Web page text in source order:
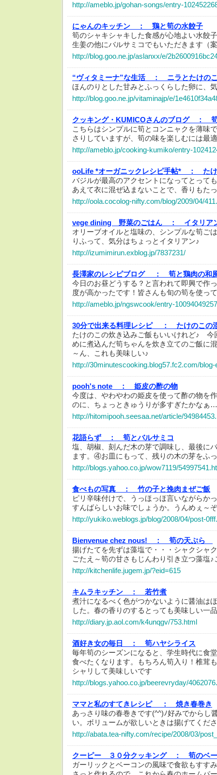
http://ameblo.jp/gohan-songs/entry-
にゃんのキッチン ：
鶏と筍の水餃子
筍のシャキシャキした食感が心地よい水餃
生姜の他にバルサミコでもいただきます（
http://blog.goo.ne.jp/aslanxx/e/
“ヴィタミーナ”な生活 ：
ニラとたけの
ほんのりとした甘みとふっくらした卵に、
http://blog.goo.ne.jp/vitaminajp/e/
クッキング・KUMICOさんのブログ ：
こちらはシンプルに筍とコンニャクを薄味
さりしていますが、筍の味を楽しむには最
http://ameblo.jp/cooking-kumiko/entry-
ooLife *オーガニックレシピ手帖* ：
た
バジルが最高のアクセントになってとって
あえて衣に混ぜ込まないことで、香りもた
http://oola.cocolog-nifty.com/blog/2009/04/
vege dining 野菜のごはん ：
イタリア
オリーブオイルと塩味の、シンプルな筍ご
りふって、気分はちょっとイタリアン♪
http://izumimirun.exblog.jp/7837231/
長澤家のレシピブログ ：
筍と鶏肉の和
今日のお昼どうする？と言われて即興で作
度が高かったです！皆さんも旬の筍を使っ
http://ameblo.jp/ngswcook/entry-
30分で出来る料理レシピ ：
たけのこの
たけのこの炊き込みご飯もいいけれど♪ 今
めに煮込んだ筍ちゃんを炊き立てのご飯に
～ん、これも美味しい♪
http://30minutescooking.blog57.fc2.com/
pooh's note ：
姫皮の酢の物
今度は、やわやわの姫皮を使って酢の物を
のに、ちょっときゅうりが多すぎたかなぁ
http://hitomipooh.seesaa.net/article/
花語らず ：
筍とバルサミコ
塩、胡椒、刻んだ木の芽で調味し、最後に
ます。④お皿にもって、残りの木の芽をふ
http://blogs.yahoo.co.jp/wow7119/
食べもの写真 ：
竹の子と挽肉まぜご飯
ピリ辛味付けで、うっほっほ言いながらか
すんばらしいお味でしょうか。うんめぇ～
http://yukiko.weblogs.jp/blog/2008/04/post-
Bienvenue chez nous! ：
筍の天ぷら
揚げたてを先ずは藻塩で・・・シャクシャ
ごたえ～筍の甘さもじんわり引き立つ藻塩♪
http://kitchenlife.jugem.jp/?eid=615
キムラキッチン ：
若竹煮
煮汁になるべく色がつかないように醤油は
した。春の香りのするとっても美味しい一
http://diary.jp.aol.com/k4unqgv/753.html
酒好き女の毎日 ：
筍ハヤシライス
毎年筍のシーズンになると、学生時代に食
食べたくなります。もちろん筍入り！椎茸
シャリして美味しいです
http://blogs.yahoo.co.jp/beerevryday/
ママと私のすてきレシピ ：
焼き春巻き
あっさり味の春巻きです(^^)ﾉ好みでからし
い。ボリュームが欲しいときは揚げてくだ
http://abata.tea-nifty.com/recipe/2008/03/
クーピー ３０分クッキング ：
筍のベ
ガーリックとベーコンの風味で食欲もすす